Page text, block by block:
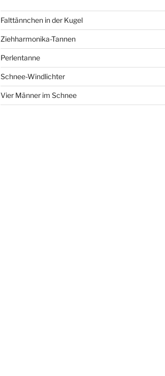
Falttännchen in der Kugel
Ziehharmonika-Tannen
Perlentanne
Schnee-Windlichter
Vier Männer im Schnee